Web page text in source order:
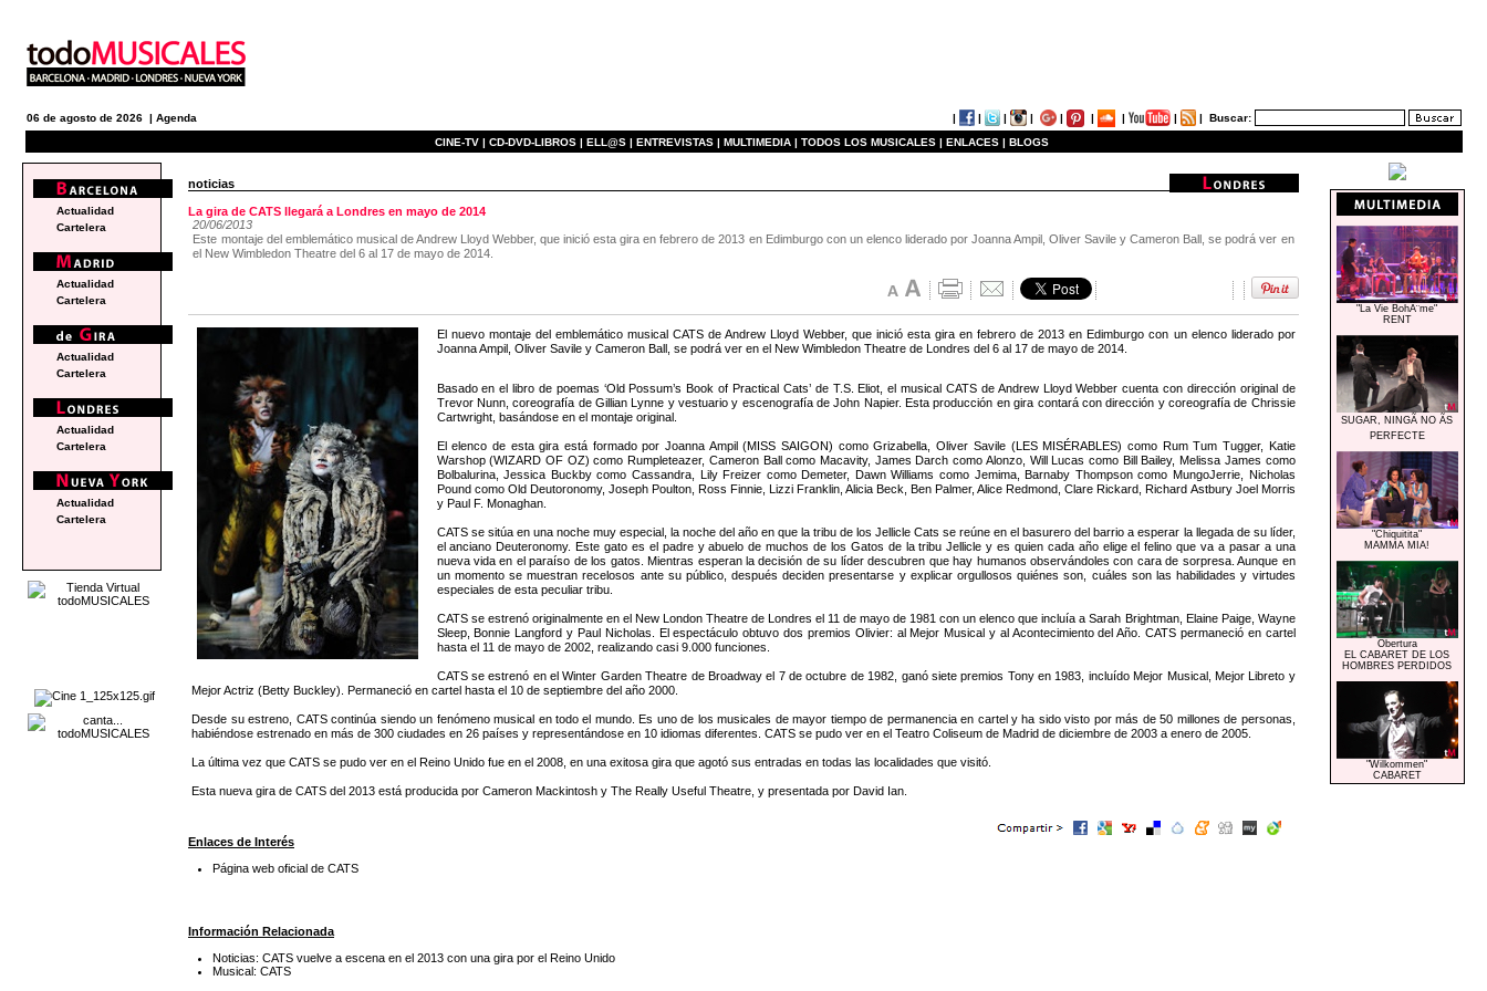
06 de agosto de 2026 | Agenda | | | | | | | | | Buscar:
CINE-TV | CD-DVD-LIBROS | ELL@S | ENTREVISTAS | MULTIMEDIA | TODOS LOS MUSICALES | ENLACES | BLOGS
noticias
La gira de CATS llegará a Londres en mayo de 2014
20/06/2013
Este montaje del emblemático musical de Andrew Lloyd Webber, que inició esta gira en febrero de 2013 en Edimburgo con un elenco liderado por Joanna Ampil, Oliver Savile y Cameron Ball, se podrá ver en
el New Wimbledon Theatre del 6 al 17 de mayo de 2014.
El nuevo montaje del emblemático musical CATS de Andrew Lloyd Webber, que inició esta gira en febrero de 2013 en Edimburgo con un elenco liderado por
Joanna Ampil, Oliver Savile y Cameron Ball, se podrá ver en el New Wimbledon Theatre de Londres del 6 al 17 de mayo de 2014.
Basado en el libro de poemas ‘Old Possum’s Book of Practical Cats’ de T.S. Eliot, el musical CATS de Andrew Lloyd Webber cuenta con dirección original de
Trevor Nunn, coreografía de Gillian Lynne y vestuario y escenografía de John Napier. Esta producción en gira contará con dirección y coreografía de Chrissie
Cartwright, basándose en el montaje original.
El elenco de esta gira está formado por Joanna Ampil (MISS SAIGON) como Grizabella, Oliver Savile (LES MISÉRABLES) como Rum Tum Tugger, Katie
Warshop (WIZARD OF OZ) como Rumpleteazer, Cameron Ball como Macavity, James Darch como Alonzo, Will Lucas como Bill Bailey, Melissa James como
Bolbalurina, Jessica Buckby como Cassandra, Lily Freizer como Demeter, Dawn Williams como Jemima, Barnaby Thompson como MungoJerrie, Nicholas
Pound como Old Deutoronomy, Joseph Poulton, Ross Finnie, Lizzi Franklin, Alicia Beck, Ben Palmer, Alice Redmond, Clare Rickard, Richard Astbury Joel Morris
y Paul F. Monaghan.
CATS se sitúa en una noche muy especial, la noche del año en que la tribu de los Jellicle Cats se reúne en el basurero del barrio a esperar la llegada de su líder,
el anciano Deuteronomy. Este gato es el padre y abuelo de muchos de los Gatos de la tribu Jellicle y es quien cada año elige el felino que va a pasar a una
nueva vida en el paraíso de los gatos. Mientras esperan la decisión de su líder descubren que hay humanos observándoles con cara de sorpresa. Aunque en
un momento se muestran recelosos ante su público, después deciden presentarse y explicar orgullosos quiénes son, cuáles son las habilidades y virtudes
especiales de esta peculiar tribu.
CATS se estrenó originalmente en el New London Theatre de Londres el 11 de mayo de 1981 con un elenco que incluía a Sarah Brightman, Elaine Paige, Wayne
Sleep, Bonnie Langford y Paul Nicholas. El espectáculo obtuvo dos premios Olivier: al Mejor Musical y al Acontecimiento del Año. CATS permaneció en cartel
hasta el 11 de mayo de 2002, realizando casi 9.000 funciones.
CATS se estrenó en el Winter Garden Theatre de Broadway el 7 de octubre de 1982, ganó siete premios Tony en 1983, incluído Mejor Musical, Mejor Libreto y
Mejor Actriz (Betty Buckley). Permaneció en cartel hasta el 10 de septiembre del año 2000.
Desde su estreno, CATS continúa siendo un fenómeno musical en todo el mundo. Es uno de los musicales de mayor tiempo de permanencia en cartel y ha sido visto por más de 50 millones de personas,
habiéndose estrenado en más de 300 ciudades en 26 países y representándose en 10 idiomas diferentes. CATS se pudo ver en el Teatro Coliseum de Madrid de diciembre de 2003 a enero de 2005.
La última vez que CATS se pudo ver en el Reino Unido fue en el 2008, en una exitosa gira que agotó sus entradas en todas las localidades que visitó.
Esta nueva gira de CATS del 2013 está producida por Cameron Mackintosh y The Really Useful Theatre, y presentada por David Ian.
Enlaces de Interés
Página web oficial de CATS
Información Relacionada
Noticias: CATS vuelve a escena en el 2013 con una gira por el Reino Unido
Musical: CATS
Actualidad
Cartelera
Actualidad
Cartelera
Actualidad
Cartelera
Actualidad
Cartelera
Actualidad
Cartelera
"La Vie BohÃ¨me"
RENT
SUGAR, NINGÃ NO ÃS
PERFECTE
"Chiquitita"
MAMMA MIA!
Obertura
EL CABARET DE LOS
HOMBRES PERDIDOS
"Wilkommen"
CABARET